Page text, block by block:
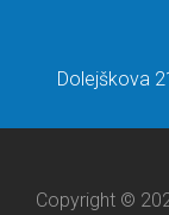
Dolejškova
Copyright ©